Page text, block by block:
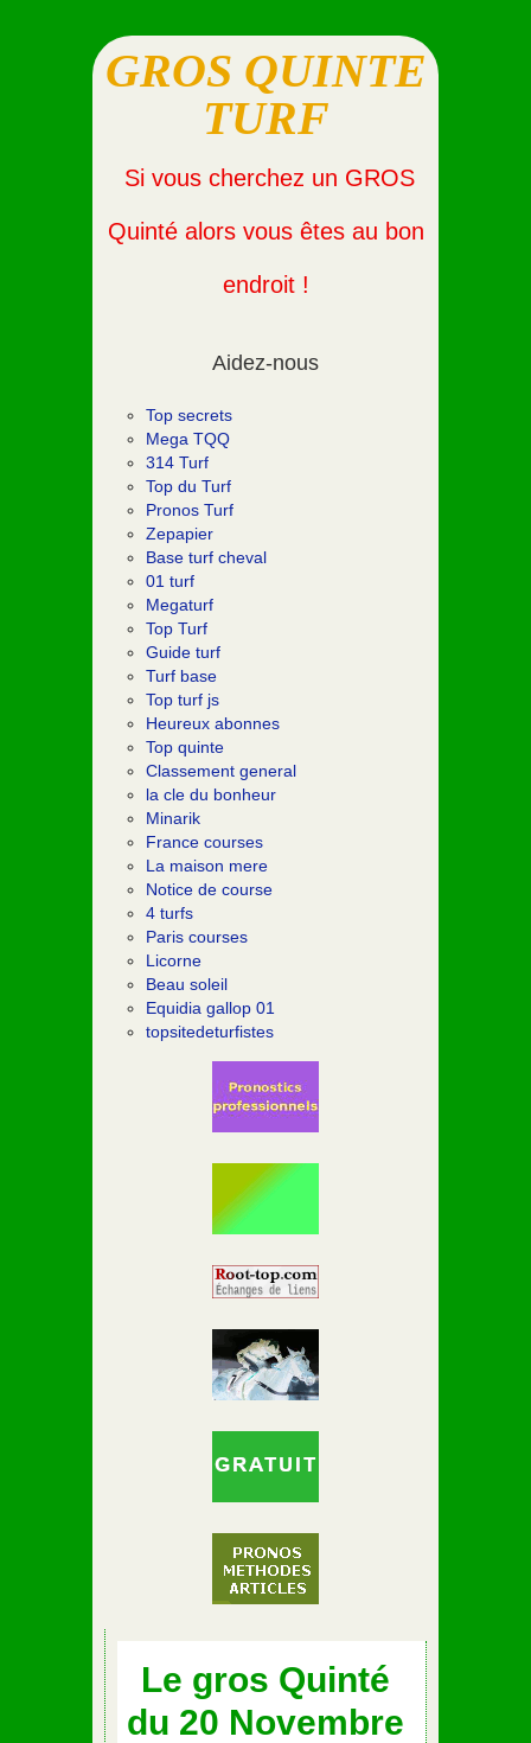
GROS QUINTE
TURF
Si vous cherchez un GROS
Quinté alors vous êtes au bon
endroit !
Aidez-nous
Top secrets
Mega TQQ
314 Turf
Top du Turf
Pronos Turf
Zepapier
Base turf cheval
01 turf
Megaturf
Top Turf
Guide turf
Turf base
Top turf js
Heureux abonnes
Top quinte
Classement general
la cle du bonheur
Minarik
France courses
La maison mere
Notice de course
4 turfs
Paris courses
Licorne
Beau soleil
Equidia gallop 01
topsitedeturfistes
Le gros Quinté
du 20 Novembre